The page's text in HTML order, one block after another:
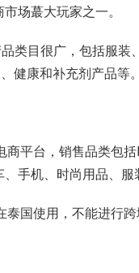
场蕞大玩家之一。
类目很广，包括服装
健康和补充剂产品等。
商平台，销售品类包
手机、时尚用品、服
国使用，不能进行跨